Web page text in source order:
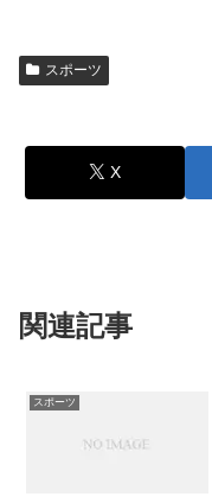
スポーツ
X
関連記事
スポーツ